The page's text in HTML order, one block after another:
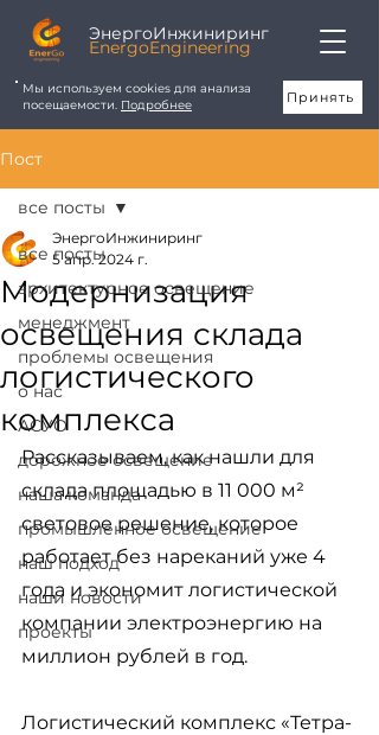
ЭнергоИнжиниринг
EnergoEngineering
Мы используем cookies для анализа
посещаемости. Подробнее Принять
Пост
все посты
архитектурное освещение
менеджмент
проблемы освещения
о нас
АСУО
дорожное освещение
наша команда
промышленное освещение
наш подход
наши новости
проекты
все посты
Модернизация
освещения склада
логистического
комплекса
ЭнергоИнжиниринг
5 апр. 2024 г.
Рассказываем, как нашли для
склада площадью в 11 000 м²
световое решение, которое
работает без нареканий уже 4
года и экономит логистической
компании электроэнергию на
миллион рублей в год.
Логистический комплекс «Тетра-